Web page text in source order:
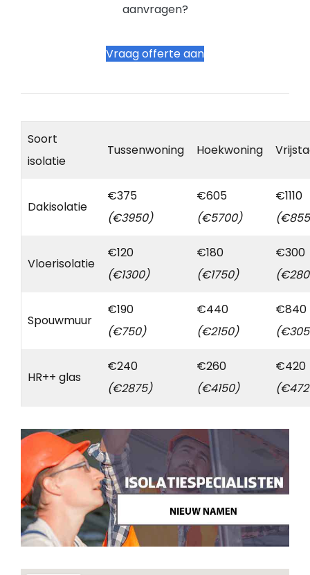
aanvragen?
Vraag offerte aan
Soort
isolatie
Tussenwoning Hoekwoning
Dakisolatie
€375
(€3950)
€605
(€5700)
€1110
Vloerisolatie
€120
(€1300)
€180
(€1750)
€300
Spouwmuur
€190
(€750)
€440
(€2150)
€840
HR++ glas
€240
(€2875)
€260
(€4150)
€420